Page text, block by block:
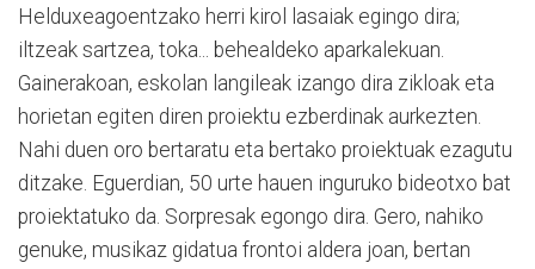
Helduxeagoentzako herri kirol lasaiak egingo dira;
iltzeak sartzea, toka... behealdeko aparkalekuan.
Gainerakoan, eskolan langileak izango dira zikloak eta
horietan egiten diren proiektu ezberdinak aurkezten.
Nahi duen oro bertaratu eta bertako proiektuak ezagutu
ditzake. Eguerdian, 50 urte hauen inguruko bideotxo bat
proiektatuko da. Sorpresak egongo dira. Gero, nahiko
genuke, musikaz gidatua frontoi aldera joan, bertan